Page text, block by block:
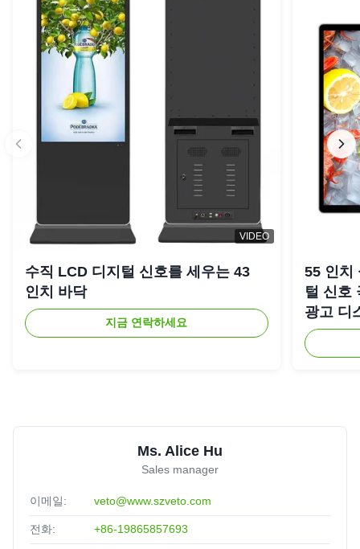
VIDEO
수직 LCD 디지털 신호를 세우는 43
인치 바닥
지금 연락하세요
55 인치
털 신호
광고 디
Ms. Alice Hu
Sales manager
이메일: veto@www.szveto.com
전화: +86-19865857693